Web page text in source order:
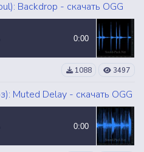
Backdrop - скачать OGG
0:00
1088 3497
Muted Delay - скачать OGG
0:00